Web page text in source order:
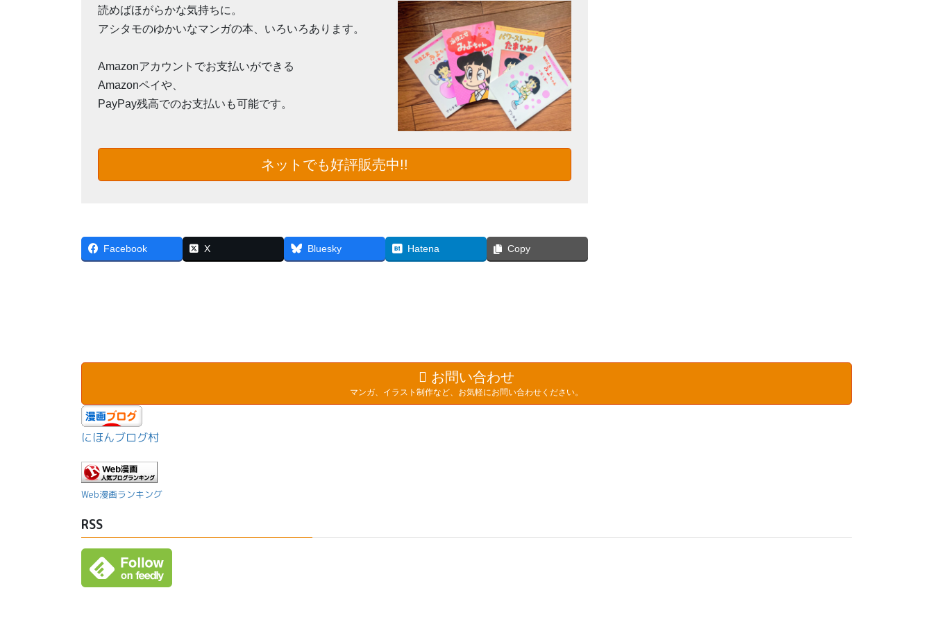
読めばほがらかな気持ちに。
アシタモのゆかいなマンガの本、いろいろあります。
Amazonアカウントでお支払いができる
Amazonペイや、
PayPay残高でのお支払いも可能です。
ネットでも好評販売中!!
Facebook X Bluesky Hatena Copy
お問い合わせ
マンガ、イラスト制作など、お気軽にお問い合わせください。
にほんブログ村
Web漫画ランキング
RSS